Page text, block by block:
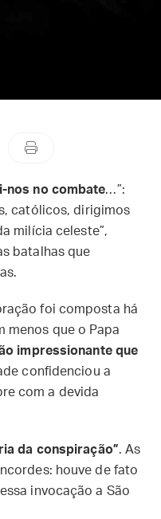
nos no combate…”:
católicos, dirigimos
milícia celeste”,
batalhas que
foi composta há
menos que o Papa
impressionante que
confidenciou a
com a devida
da conspiração”. As
houve de fato
invocação a São